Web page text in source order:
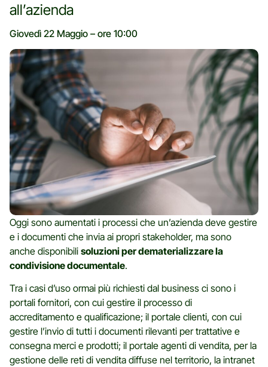
all’azienda
Giovedì 22 Maggio – ore 10:00
Oggi sono aumentati i processi che un’azienda deve gestire
e i documenti che invia ai propri stakeholder, ma sono
anche disponibili soluzioni per dematerializzare la
condivisione documentale.
Tra i casi d’uso ormai più richiesti dal business ci sono i
portali fornitori, con cui gestire il processo di
accreditamento e qualificazione; il portale clienti, con cui
gestire l’invio di tutti i documenti rilevanti per trattative e
consegna merci e prodotti; il portale agenti di vendita, per la
gestione delle reti di vendita diffuse nel territorio, la intranet